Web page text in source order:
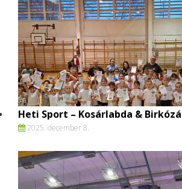
Heti Sport – Kosárlabda &
2025. december 8.